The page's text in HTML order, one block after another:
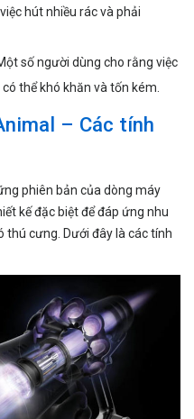
hút nhiều rác và phải
số người dùng cho rằng việc
thể khó khăn và tốn kém.
– Các tính
phiên bản của dòng máy
kế đặc biệt để đáp ứng nhu
thú cưng. Dưới đây là các tính